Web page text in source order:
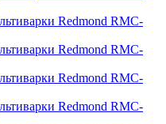
Redmond RMC-
Redmond RMC-
Redmond RMC-
Redmond RMC-